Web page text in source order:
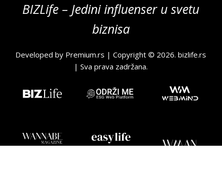
BIZLife – Jedini influenser u svetu
biznisa
Developed by Premium.rs | Copyright © 2026.bizlife.rs
| Sva prava zadržana.